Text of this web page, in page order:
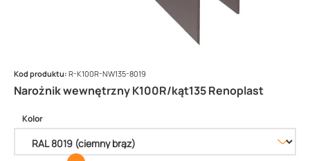
Narożnik wewnętrzny K100R/kąt135 Renoplast
Kod produktu: R-K100R-NW135-8019
Kolor